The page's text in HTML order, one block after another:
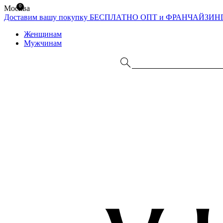
Москва
Доставим вашу покупку БЕСПЛАТНО ОПТ и
Женщинам
Мужчинам
0